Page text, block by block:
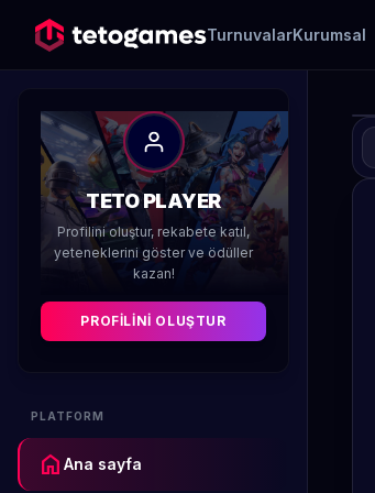
TurnuvalarKurumsal
TETO PLAYER
Profilini oluştur, rekabete katıl,
yeteneklerini göster ve ödüller
kazan!
PROFILINI OLUŞTUR
PLATFORM
home Ana sayfa